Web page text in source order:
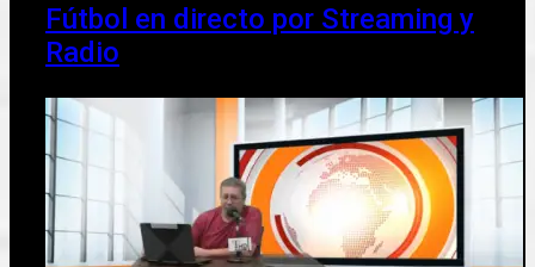
Fútbol en directo por Streaming y
Radio